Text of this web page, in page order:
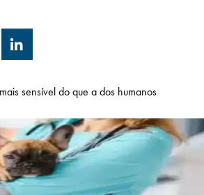
8888
SOLICITE INFORMAÇÕES
LOGIN
sensível do que a dos humanos